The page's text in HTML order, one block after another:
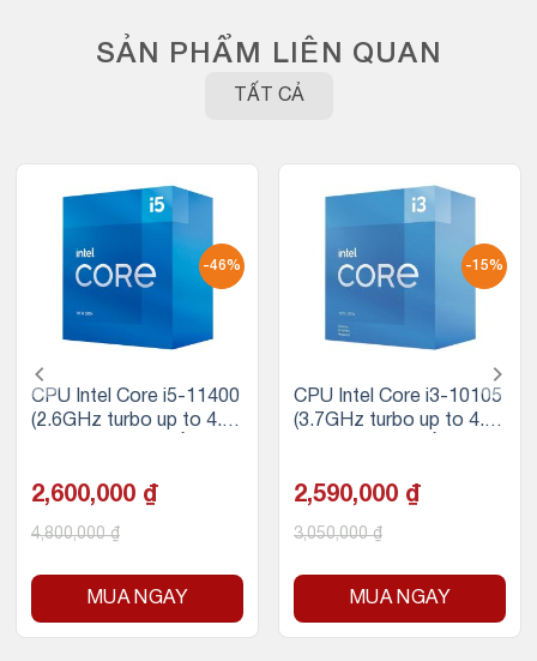
SẢN PHẨM LIÊN QUAN
TẤT CẢ
-46%
CPU Intel Core i5-11400
(2.6GHz turbo up to 4.4
2,600,000 ₫
4,800,000₫
MUA NGAY
-15%
CPU Intel Core i3-10105
(3.7GHz turbo up to 4.4
2,590,000 ₫
3,050,000₫
MUA NGAY